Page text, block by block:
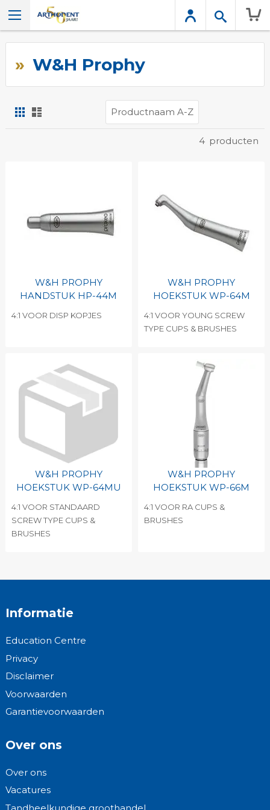
W&H Prophy
Foto-
tabel
4 producten
W&H PROPHY
HANDSTUK HP-44M
4:1 VOOR DISP KOPJES
W&H PROPHY
HOEKSTUK WP-64M
4:1 VOOR YOUNG SCREW
TYPE CUPS & BRUSHES
W&H PROPHY
HOEKSTUK WP-64MU
4:1 VOOR STANDAARD
SCREW TYPE CUPS &
BRUSHES
W&H PROPHY
HOEKSTUK WP-66M
4:1 VOOR RA CUPS &
BRUSHES
Informatie
Education Centre
Privacy
Disclaimer
Voorwaarden
Garantievoorwaarden
Over ons
Over ons
Vacatures